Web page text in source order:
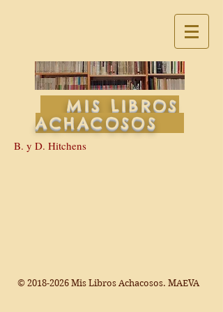
MIS LIBROS
ACHACOSOS
B. y D. Hitchens
© 2018-2026 Mis Libros Achacosos. MAEVA